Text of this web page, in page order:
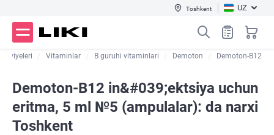
Toshkent UZ
Vitaminlar B guruhi vitaminlari Demoton Demoton-B12
Demoton-B12 in&#039;ektsiya uchun
eritma, 5 ml №5 (ampulalar): da narxi
Toshkent